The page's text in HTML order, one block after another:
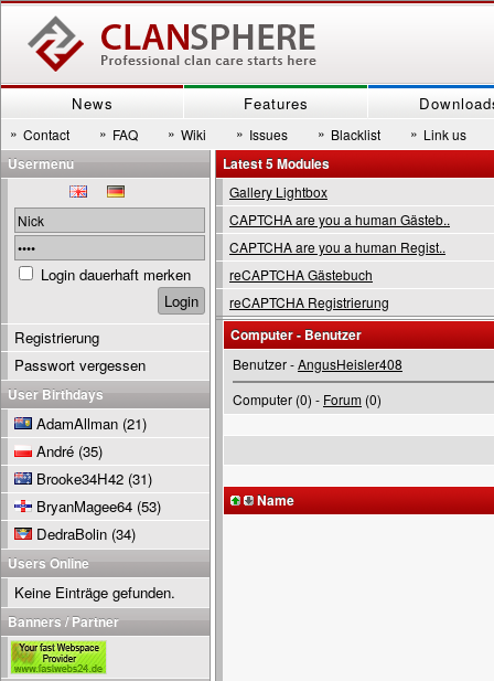
News Features
» Contact » FAQ » Wiki » Issues » Blacklist » Link us
Latest 5 Modules
Gallery Lightbox
CAPTCHA are you a human Gästeb..
CAPTCHA are you a human Regist..
reCAPTCHA Gästebuch
reCAPTCHA Registrierung
Computer - Benutzer
Benutzer -AngusHeisler408
Computer (0) - Forum (0)
Name
Usermenu
Login dauerhaft merken
Registrierung
Passwort vergessen
User Birthdays
AdamAllman (21)
André (35)
Brooke34H42 (31)
BryanMagee64 (53)
DedraBolin (34)
Users Online
Keine Einträge gefunden.
Banners / Partner